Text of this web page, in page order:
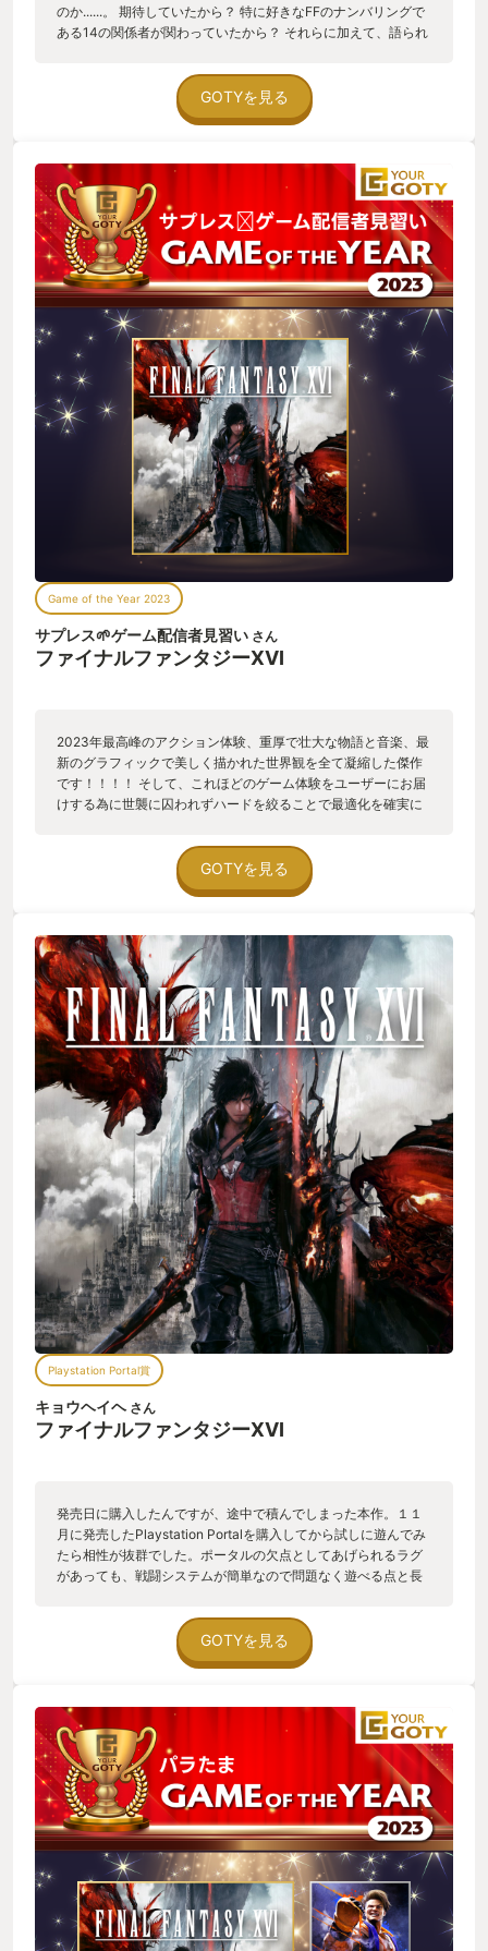
のか......。 期待していたから？ 特に好きなFFのナンバリングで
ある14の関係者が関わっていたから？ それらに加えて、語られ
てあると思います。なぜ納得できなかったのか、なぜそんなス
トーリーになったのかという疑問に対して自分なりの答えを出
すためずっと考えていました。 今年からPodcastでゲームの感
たこのゲームは間違いなく自分の2023年の象徴となるゲームで
あり、例え諸手を挙げて最高とは言えなくともこの場で無視す
るのは違うと思いました。 よって「ベスト 考えさせられたで
賞」を贈ります。
GOTYを見る
Game of the Year 2023
サプレス🌱ゲーム配信者見習い さん
ファイナルファンタジーXVI
2023年最高峰のアクション体験、重厚で壮大な物語と音楽、最
新のグラフィックで美しく描かれた世界観を全て凝縮した傑作
です！！！！ そして、これほどのゲーム体験をユーザーにお届
けする為に世襲に囚われずハードを絞ることで最適化を確実に
全てのスタッフに心から感謝致します。
GOTYを見る
Playstation Portal賞
キョウヘイヘさん
ファイナルファンタジーXVI
発売日に購入したんですが、途中で積んでしまった本作。１１
月に発売したPlaystation Portalを購入してから試しに遊んでみ
たら相性が抜群でした。ポータルの欠点としてあげられるラグ
があっても、戦闘システムが簡単なので問題なく遊べる点と長
感もなく、手軽に始められることでクリアまで、正確にいうと
クリア前のサブクエ地獄まで導いてくれました。ここまでポー
タルとの相性が良いだけで褒めていないように見受けられます
GOTYを見る